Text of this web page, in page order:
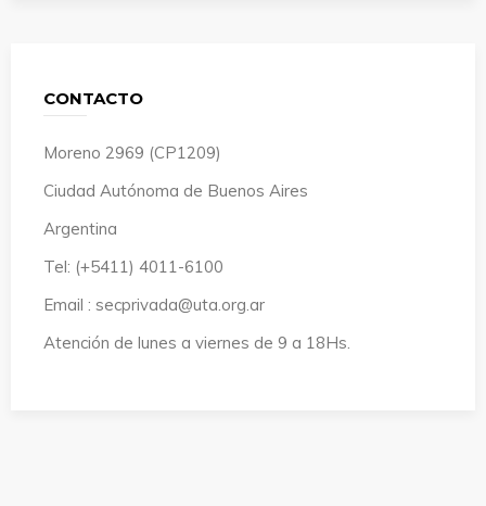
CONTACTO
Moreno 2969 (CP1209)
Ciudad Autónoma de Buenos Aires
Argentina
Tel: (+5411) 4011-6100
Email : secprivada@uta.org.ar
Atención de lunes a viernes de 9 a 18Hs.